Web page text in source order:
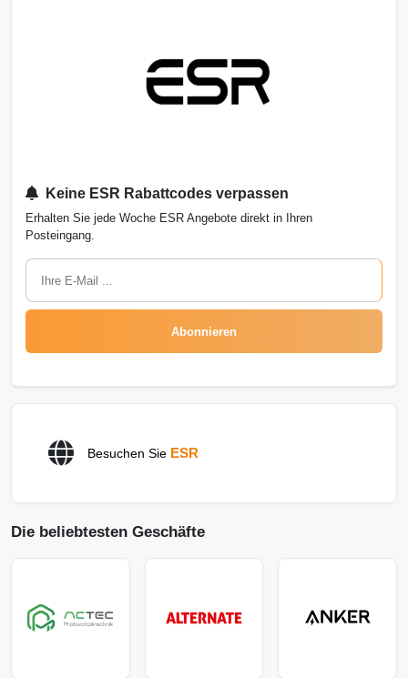
Keine ESR Rabattcodes verpassen
Erhalten Sie jede Woche ESR Angebote direkt in Ihren
Posteingang.
Abonnieren
Besuchen Sie ESR
Die beliebtesten Geschäfte